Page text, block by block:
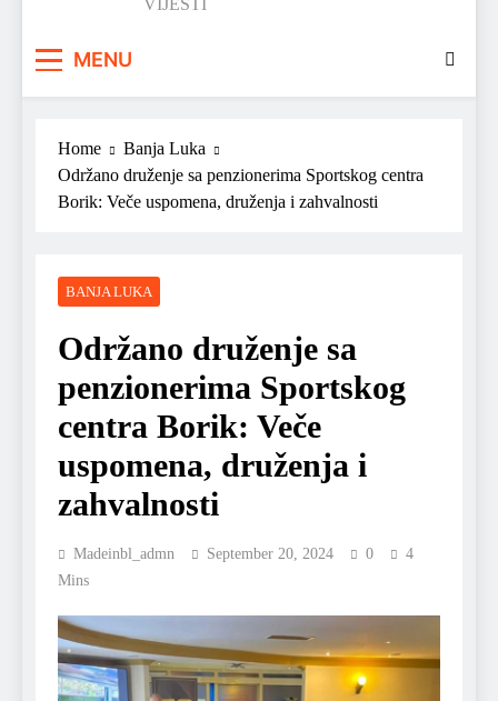
Made in BL
VIJESTI
MENU
Home
Banja Luka
Održano druženje sa penzionerima Sportskog centra
Borik: Veče uspomena, druženja i zahvalnosti
BANJA LUKA
Održano druženje sa
penzionerima Sportskog
centra Borik: Veče
uspomena, druženja i
zahvalnosti
Madeinbl_admn September 20, 2024 0
4
Mins